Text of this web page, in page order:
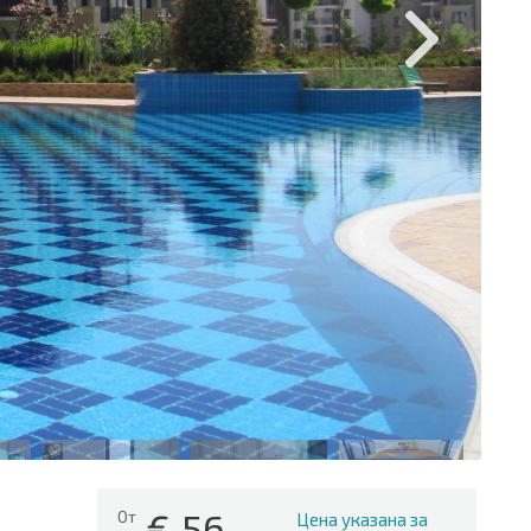
От
Цена указана за